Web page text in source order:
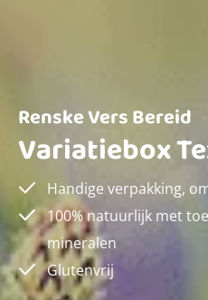
Renske Vers Bereid
Variatiebox
Handige verpakking,
100% natuurlijk met
mineralen
Glutenvrij